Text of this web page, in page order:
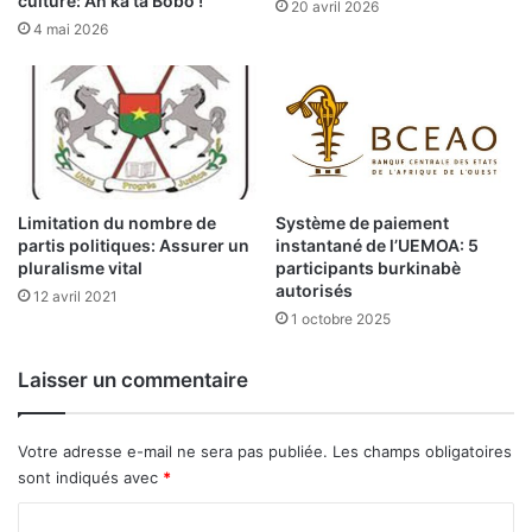
e
i
t
u
é
4 mai 2026
20 avril 2026
Limitation du nombre de
partis politiques: Assurer un
pluralisme vital
12 avril 2021
Système de paiement
instantané de l’UEMOA: 5
participants burkinabè
autorisés
1 octobre 2025
Laisser un commentaire
Votre adresse e-mail ne sera pas publiée. Les champs obligatoires
sont indiqués avec *